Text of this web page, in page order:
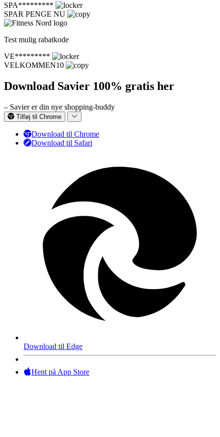
SPA*********
SPAR PENGE NU
Test mulig rabatkode
VE*********
VELKOMMEN10
Download Savier 100% gratis her
– Savier er din nye shopping-buddy
Tilføj til Chrome
Download til Chrome
Download til Safari
Download til Edge
Hent på App Store